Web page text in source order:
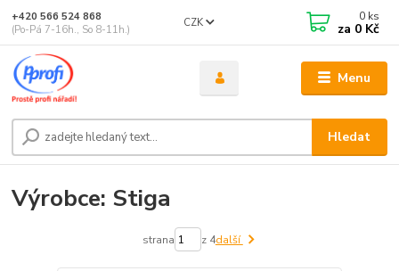
Menu
CZK
Hledat
+420 566 524 868
(Po-Pá 7-16h., So 8-11h.)
0 ks
za 0 Kč
Výrobce: Stiga
strana z 4další